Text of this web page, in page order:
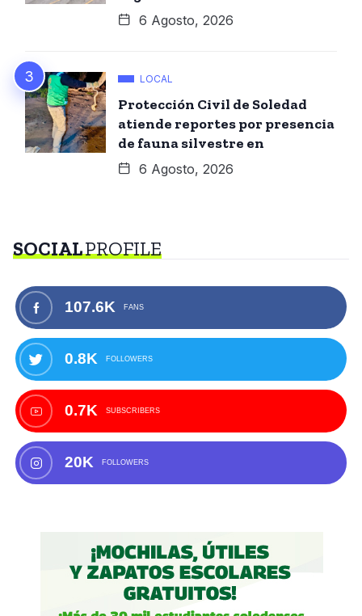
6 Agosto, 2026
LOCAL
Protección Civil de Soledad
atiende reportes por presencia
de fauna silvestre en
6 Agosto, 2026
SOCIALPROFILE
107.6K FANS
0.8K FOLLOWERS
0.7K SUBSCRIBERS
20K FOLLOWERS